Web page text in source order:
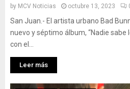
by MCV Noticias octubre 13, 2023
San Juan.- El artista urbano Bad
nuevo y séptimo álbum, “Nadie sabe
con el...
Leer más